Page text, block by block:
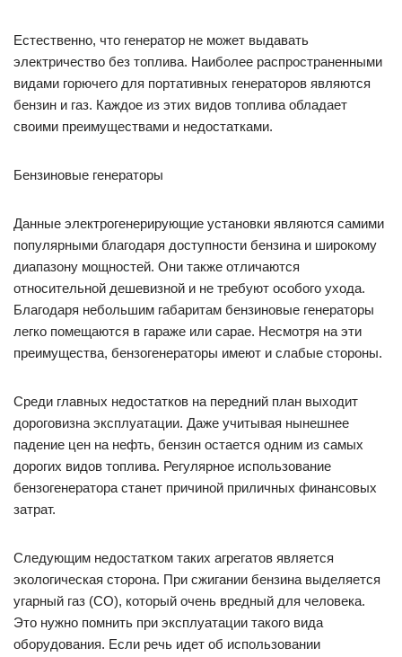
Естественно, что генератор не может выдавать
электричество без топлива. Наиболее распространенными
видами горючего для портативных генераторов являются
бензин и газ. Каждое из этих видов топлива обладает
своими преимуществами и недостатками.
Бензиновые генераторы
Данные электрогенерирующие установки являются самими
популярными благодаря доступности бензина и широкому
диапазону мощностей. Они также отличаются
относительной дешевизной и не требуют особого ухода.
Благодаря небольшим габаритам бензиновые генераторы
легко помещаются в гараже или сарае. Несмотря на эти
преимущества, бензогенераторы имеют и слабые стороны.
Среди главных недостатков на передний план выходит
дороговизна эксплуатации. Даже учитывая нынешнее
падение цен на нефть, бензин остается одним из самых
дорогих видов топлива. Регулярное использование
бензогенератора станет причиной приличных финансовых
затрат.
Следующим недостатком таких агрегатов является
экологическая сторона. При сжигании бензина выделяется
угарный газ (СО), который очень вредный для человека.
Это нужно помнить при эксплуатации такого вида
оборудования. Если речь идет об использовании